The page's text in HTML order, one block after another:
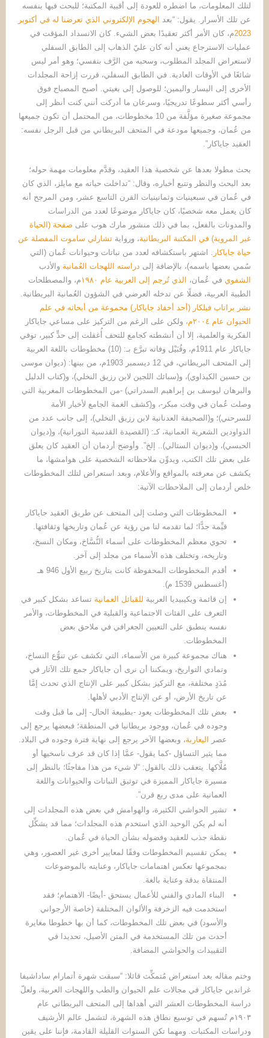
لتلك المعلومات، ما اضطره للعودة إلى أقبية المكتبة؛ للبحث فيها بنفسه
عن تلك الأسرار. يقول: “بعد
الهجوم الإلكتروني الذي تعرضنا له في أكتوبر
2023م، كان الأمر أكثر تعقيدًا بعض الشيء. كان الانسداد المؤقت في
عمليات الاسترجاع يعني أنه كان عليّ الذهاب إلى الطابق السفلي
لاستعراض المجلد المطلوب، وسحبه من الرَّف بنفسي؛ وهو أمر ليس
شائعًا في الأوقات العادية. في الطابق السفلي، قررت إزاحة المجلدات
الأخرى إلى اليسار واليمين؛ للوصول إلى بغيتي. أصبح المصباح فوق
رأسي أكثر سطوعًا تدريجيًا، وسرعان ما أدركت أنني كنت أنظر إلى
مجموعة صغيرة مؤلَّفة من 10 مخطوطات، من المحتمل أن تكون جميعها
من عُمان، وجميعها مودعة في المتحف البريطاني من قبل الرجل نفسه:
العقيد جاياكار”.
بحث مطولا بعدها عن شخصية هذا العقيد، وقدَّم معلومات مهمة حوله؛
بعد البحث والنظر وتتبع أخباره، وقال: “تداخلت حياته مع مايلز، الذي كان
في عُمان في سبعينيات وثمانينيات القرن التاسع عشر، ومن المرجح أنه
كان يعمل معه شخصيًا، كان جاياكار موضوعًا لعدد من الدراسات
والمدونات بالفعل، بما في ذلك منشور مارك هوب على صفحة (الحياة
غير المروية) في المكتبة البريطانية، ورواية تشارلي ساموت المفصلة عن
حياة جاياكار
. اشتهر باستكشافه لعدد من نباتات وحيوانات عُمان (التي
سُمي بعضها باسمه)، بالإضافة إلى دراسته اللهجات العُمانية والأدب
الشفوي في عُمان، الذي تُرجم إلى العربية عام ١٩٨٠
م، والمصطلحات
الطبية العربية، فضلًا عن تدخله العرضي في الشؤون العُمانية البريطانية.
نشر براتاب فيلكار (أحد أحفاد جاياكار) مجموعة من أبحاثه في علم
الحيوان عام ٢٠٠٤م،
ولكن على الرغم من التركيز على مساعي جاياكار
الفكرية والعلمية، إلا أن أنشطته كجامع للتحف أُغفلت إلى حدٍّ كبير، توفي
جاياكار عام 1911م، وقُبَيْل وفاته تبرَّع بـ: (10) مخطوطات باللغة العربية
إلى المتحف البريطاني، في 12 ديسمبر 1903م، من بينها: (ديوان موسى
بن حسين الكيذاوي)، و(سبائك اللجين لابن رزيق النخلي)، و(كتاب الدليل
والبرهان ليوسف بن إبراهيم السدراتي) -من المخطوطات المغربية التي
وصلت عُمان في وقت مبكر-، و(كشف الغمة الجامع لأخبار الأمة
للسرحني)؛ و(الصحيفة العدنانية لابن رزيق النخلي)، إلى جانب عدد من
الدواودين الشعرية العمانية، كـ: (القصيدة القدسية النورانية)، و(ديوان
الحبسي)، و(ديوان الستالي).. إلخ”. وأوضح أردمان أن العقيد كان يعلق
على بعض تلك الكتب، ويدوِّن ملاحظاته الشخصية على هوامشها، ما
يكشف عن معرفته بالمواقع والأعلام، وبعد استعراض لتلك المخطوطات
خلص أردمان إلى الملاحظات الآتية:
المخطوطات التي وصلت إلى المتحف عن طريق العقيد جاياكار
قيِّمة جدًّا؛ لما تقدمه لنا من رؤية عن عُمان وتاريخها وثقافتها.
تحوي معظم المخطوطات على أسماء النُّسَّاخ، ومكان النسخ،
وتاريخه، وتختلف هذه الأسماء من مجلد إلى آخر.
أقدم المخطوطات المحفوظة كانت بتاريخ ربيع الأول 946 هـ
(أغسطس 1539 م).
إن قائمة ويكيبيديا العربية للقبائل العمانية تساعد بشكل كبير في
التعرف على الفئات الاجتماعية والقبلية في المخطوطات، والأمر
نفسه ينطبق على التعيين الجغرافي في ملاحق بعض
المخطوطات.
هناك مجموعة كبيرة من الأسماء، التي تكشف عن تنوُّع النساخ،
وتمادي التواريخ، ويمكننا أن نرى أن جاياكار جمع تلك الآثار في
مُدَدٍ مختلفة، مع التركيز بشكل كبير على الإنتاج الذي تحدث إمَّا
عن تاريخ الأرض، أو عن الإنتاج الأدبي لأهلها.
بعض تلك المخطوطات يعود -بطبيعة الحال- إلى ما قبل وقت
وجوده في عُمان، ووجود بريطانيا في المنطقة؛ فبعضها يرجع إلى
عصر
اليعاربة، وبعضها الآخر يرجع إلى نهاية فترة وجوده في البلاد.
مما يثير التساؤل -كما يقول- عمَّا إذا كان قد عرف ناسخيها أو
مُلَّاكها. يتعقب ذلك بالقول: “لا شيء من هذا مفاجئًا؛ بالنظر إلى
مسيرة جاياكار المميزة في توثيق النباتات والحيوانات واللغة
العمانية على مدى ربع قرن”.
تشير الحواشي الكثيرة، والهوامش في بعض هذه المجلدات إلى
أنه لم يكن الوحيد الذي استخدم هذه المجلدات؛ مما قد يشكِّل
نقطة جذب للعقيد وفضوله بشأن الحياة في عُمان.
يمكن تقسيم المخطوطات وفقًا لمعايير أخرى غير العصور، وهي
بمجموعها تعكس اهتمامات جاياكار، وعنايته بالموضوعات
المنتقاة بدقة وعناية بالغة.
البناء المادي والفني للأعمال يستحق -أيضًا- الاهتمام؛ فقد
استخدمت فيه الزخرفة والألوان المختلفة (خاصة الأرجواني
والأسود) في بعض تلك المخطوطات، كما أن بها خطوطا مغايرة
أحدث من تلك المستخدمة في المتن الأصيل، تحديدا في
التقييدات والحواشي المضافة.
وختم مقاله بعد استعراض مُتمكِّث قائلا: “سبقت شهرة أتمارام ساداشيفا
غراندين جاياكار في مجالات علم الحيوان والطب واللهجات العربية، ولعلّ
دراسة المخطوطات العشر التي أهداها إلى المتحف البريطاني عام
١٩٠٣م تُسهم في توسيع نطاق هذه الشهرة، لتشمل عالم الأرشيف
ودراسات المكتبات. ومهما تكن السنوات القليلة القادمة، فإننا على يقين